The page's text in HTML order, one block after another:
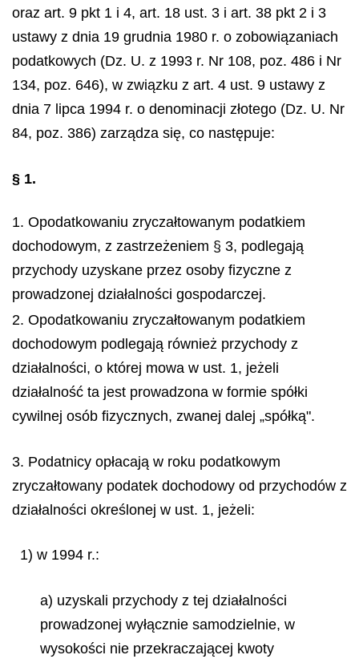
oraz art. 9 pkt 1 i 4, art. 18 ust. 3 i art. 38 pkt 2 i 3
ustawy z dnia 19 grudnia 1980 r. o zobowiązaniach
podatkowych (Dz. U. z 1993 r. Nr 108, poz. 486 i Nr
134, poz. 646), w związku z art. 4 ust. 9 ustawy z
dnia 7 lipca 1994 r. o denominacji złotego (Dz. U. Nr
84, poz. 386) zarządza się, co następuje:
§ 1.
1. Opodatkowaniu zryczałtowanym podatkiem
dochodowym, z zastrzeżeniem § 3, podlegają
przychody uzyskane przez osoby fizyczne z
prowadzonej działalności gospodarczej.
2. Opodatkowaniu zryczałtowanym podatkiem
dochodowym podlegają również przychody z
działalności, o której mowa w ust. 1, jeżeli
działalność ta jest prowadzona w formie spółki
cywilnej osób fizycznych, zwanej dalej „spółką".
3. Podatnicy opłacają w roku podatkowym
zryczałtowany podatek dochodowy od przychodów z
działalności określonej w ust. 1, jeżeli:
1) w 1994 r.:
a) uzyskali przychody z tej działalności
prowadzonej wyłącznie samodzielnie, w
wysokości nie przekraczającej kwoty